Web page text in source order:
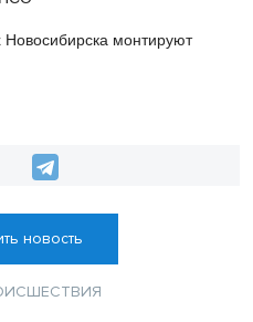
Новосибирска монтируют
новость